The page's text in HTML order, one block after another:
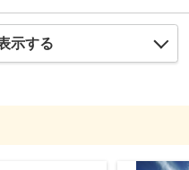
示する